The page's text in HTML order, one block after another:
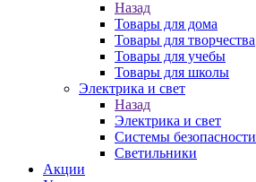
Назад
Товары для дома
Товары для творчества
Товары для учебы
Товары для школы
Электрика и свет
Назад
Электрика и свет
Системы безопасности
Светильники
Акции